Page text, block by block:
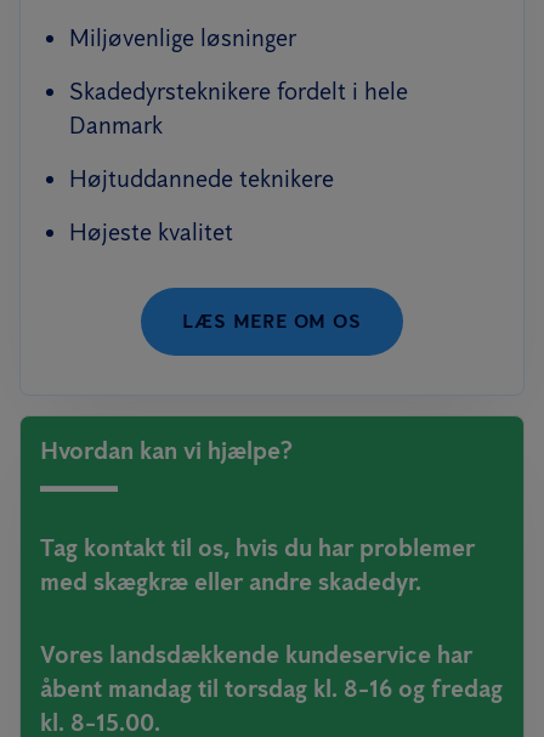
Miljøvenlige løsninger
Skadedyrsteknikere fordelt i hele
Danmark
Højtuddannede teknikere
Højeste kvalitet
LÆS MERE OM OS
Hvordan kan vi hjælpe?
Tag kontakt til os, hvis du har problemer
med skægkræ eller andre skadedyr.
Vores landsdækkende kundeservice har
åbent mandag til torsdag kl. 8-16 og fredag
kl. 8-15.00.